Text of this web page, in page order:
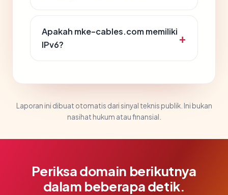
Apakah mke-cables.com memiliki
IPv6?
Laporan ini dibuat otomatis dari sinyal teknis publik. Ini bukan
nasihat hukum atau finansial.
Periksa domain berikutnya
dalam beberapa detik.